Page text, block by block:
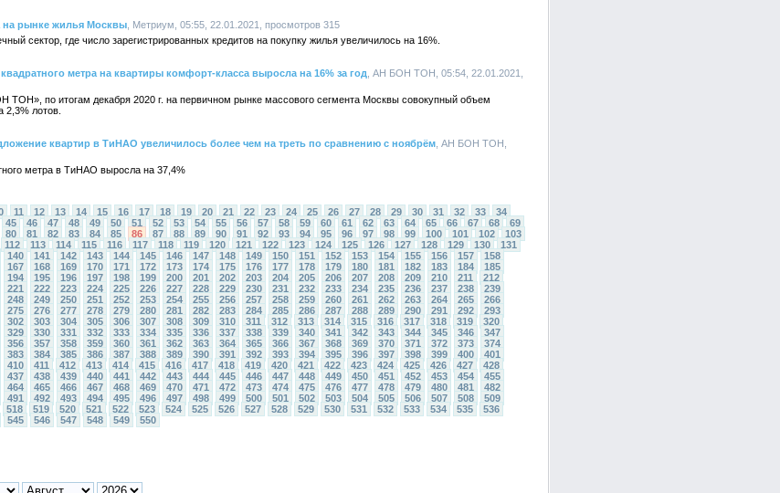
на рынке жилья Москвы , Метриум, 05:55, 22.01.2021, просмотров 315
сектор, где число зарегистрированных кредитов на покупку жилья увеличилось на 16%.
метра на квартиры комфорт-класса выросла на 16% за год , АН БОН ТОН, 05:54, 22.01.2021,
по итогам декабря 2020 г. на первичном рынке массового сегмента Москвы совокупный объем
2,3% лотов.
квартир в ТиНАО увеличилось более чем на треть по сравнению с ноябрём , АН БОН ТОН,
метра в ТиНАО выросла на 37,4%
11 12 13 14 15 16 17 18 19 20 21 22 23 24 25 26 27 28 29 30 31 32 33
34
45 46 47 48 49 50 51 52 53 54 55 56 57 58 59 60 61 62 63 64 65 66 67 68
69
80 81 82 83 84 85 86 87 88 89 90 91 92 93 94 95 96 97 98 99 100 101 102
103
112 113 114 115 116 117 118 119 120 121 122 123 124 125 126 127 128 129 130
131
140 141 142 143 144 145 146 147 148 149 150 151 152 153 154 155 156 157
158
167 168 169 170 171 172 173 174 175 176 177 178 179 180 181 182 183 184
185
194 195 196 197 198 199 200 201 202 203 204 205 206 207 208 209 210 211
212
221 222 223 224 225 226 227 228 229 230 231 232 233 234 235 236 237 238
239
248 249 250 251 252 253 254 255 256 257 258 259 260 261 262 263 264 265
266
275 276 277 278 279 280 281 282 283 284 285 286 287 288 289 290 291 292
293
302 303 304 305 306 307 308 309 310 311 312 313 314 315 316 317 318 319
320
329 330 331 332 333 334 335 336 337 338 339 340 341 342 343 344 345 346
347
356 357 358 359 360 361 362 363 364 365 366 367 368 369 370 371 372 373
374
383 384 385 386 387 388 389 390 391 392 393 394 395 396 397 398 399 400
401
410 411 412 413 414 415 416 417 418 419 420 421 422 423 424 425 426 427
428
437 438 439 440 441 442 443 444 445 446 447 448 449 450 451 452 453 454
455
464 465 466 467 468 469 470 471 472 473 474 475 476 477 478 479 480 481
482
491 492 493 494 495 496 497 498 499 500 501 502 503 504 505 506 507 508
509
518 519 520 521 522 523 524 525 526 527 528 529 530 531 532 533 534 535
536
545 546 547 548 549 550